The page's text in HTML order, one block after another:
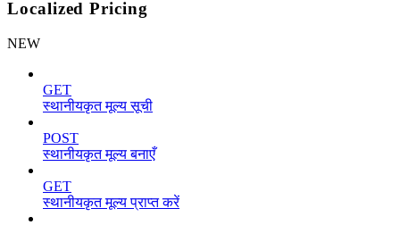
Localized Pricing
NEW
GET
स्थानीयकृत मूल्य सूची
POST
स्थानीयकृत मूल्य बनाएँ
GET
स्थानीयकृत मूल्य प्राप्त करें